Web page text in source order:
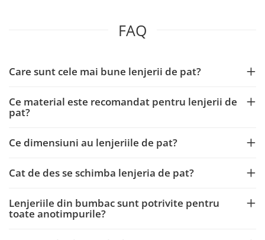
FAQ
Care sunt cele mai bune lenjerii de pat?
Ce material este recomandat pentru lenjerii de
pat?
Ce dimensiuni au lenjeriile de pat?
Cat de des se schimba lenjeria de pat?
Lenjeriile din bumbac sunt potrivite pentru
toate anotimpurile?